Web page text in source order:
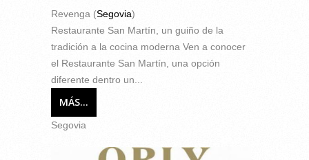
Revenga (Segovia)
Restaurante San Martín, un guiño de la
tradición a la cocina moderna Ven a conocer
el Restaurante San Martín, una opción
diferente dentro un...
MÁS...
Segovia